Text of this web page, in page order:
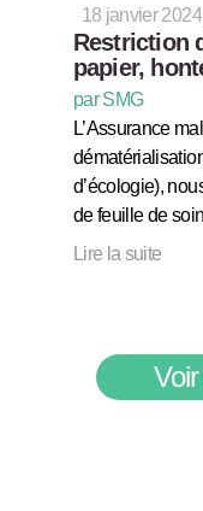
18 janvier 2024
Restriction
papier,
par SMG
L’Assurance
d’écologie),
de feuille de
Lire la suite